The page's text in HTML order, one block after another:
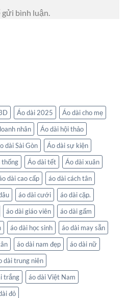
gửi bình luận.
Áo dài 2025
Áo dài cho mẹ
nhân
Áo dài hội thảo
dài Sài Gòn
Áo dài sự kiện
thống Áo dài tết
Áo dài xuân
dài cao cấp
áo dài cách tân
áo dài cưới
áo dài cặp.
áo dài giáo viên
áo dài gấm
áo dài học sinh
áo dài may sẵn
áo dài nam đẹp
áo dài nữ
dài trung niên
trắng
áo dài Việt Nam
đỏ